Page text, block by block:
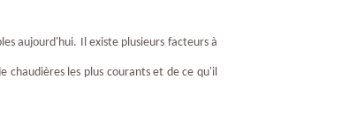
aujourd'hui. Il existe plusieurs facteurs à
chaudières les plus courants et de ce qu'il